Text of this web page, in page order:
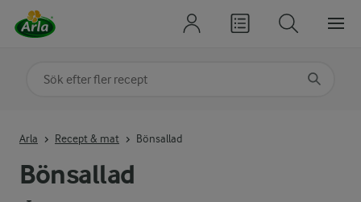
Bönsallad
Arla Recept & mat Bönsallad
Sök på kategori eller ingrediens